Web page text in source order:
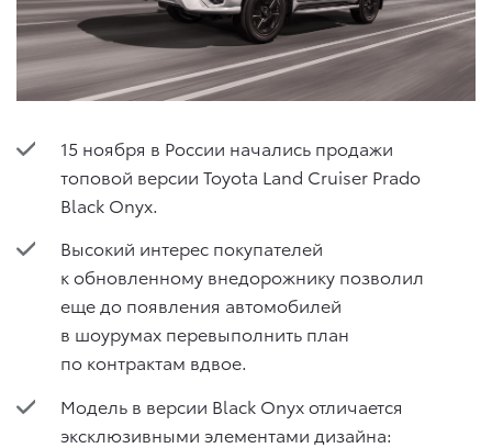
15 ноября в России начались продажи
топовой версии Toyota Land Cruiser Prado
Black Onyx.
Высокий интерес покупателей
к обновленному внедорожнику позволил
еще до появления автомобилей
в шоурумах перевыполнить план
по контрактам вдвое.
Модель в версии Black Onyx отличается
эксклюзивными элементами дизайна: